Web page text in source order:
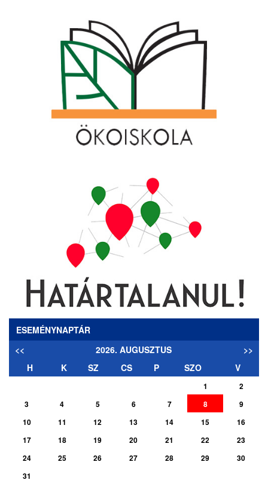
ESEMÉNYNAPTÁR
<<
2026. AUGUSZTUS
>>
H
K SZ CS P SZO V
1
2
3
4 5 6 7 8
9
10
11 12 13 14 15
16
17
18 19 20 21 22
23
24
25 26 27 28 29
30
31